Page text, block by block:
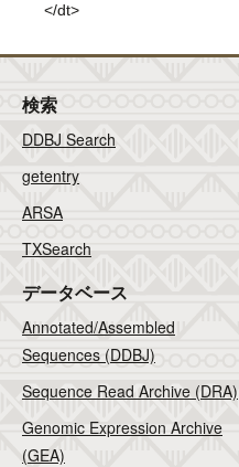
</dt>
検索
DDBJ Search
getentry
ARSA
TXSearch
データベース
Annotated/Assembled
Sequences (DDBJ)
Sequence Read Archive (DRA)
Genomic Expression Archive
(GEA)